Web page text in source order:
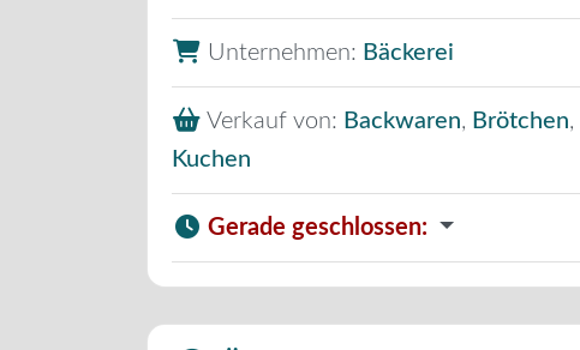
Unternehmen: Bäckerei
Verkauf von: Backwaren, Brötchen,
Kuchen
Gerade geschlossen: